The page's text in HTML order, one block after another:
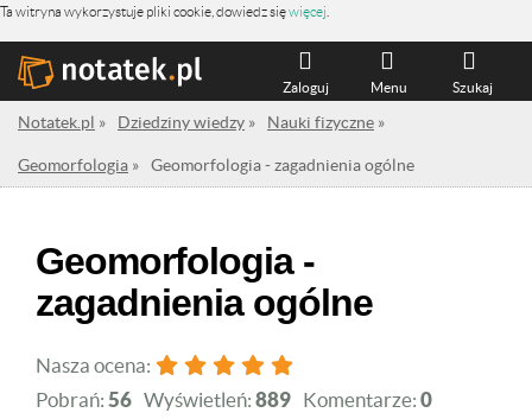
Ta witryna wykorzystuje pliki cookie, dowiedz sięwięcej
Szukaj
Menu
Zaloguj
Notatek.pl » Dziedziny wiedzy » Nauki fizyczne »
Geomorfologia » Geomorfologia - zagadnienia ogólne
Geomorfologia -
zagadnienia ogólne
Nasza ocena:
Pobrań: 56 Wyświetleń: 889 Komentarze: 0